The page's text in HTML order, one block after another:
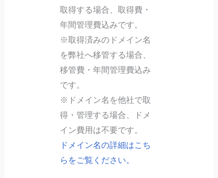
取得する場合、取得費・
年間管理費込みです。
※取得済みのドメイン名
を弊社へ移管する場合、
移管費・年間管理費込み
です。
※ドメイン名を他社で取
得・管理する場合、ドメ
イン費用は不要です。
ドメイン名の詳細はこち
らをご覧ください。